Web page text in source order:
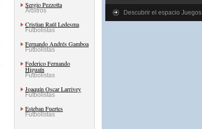
Sergio Pezzotta
Árbitros
Cristian Raúl Ledesma
Futbolistas
Fernando Andrés Gamboa
Futbolistas
Federico Fernando
Higuaín
Futbolistas
Joaquín Oscar Larrivey
Futbolistas
Esteban Fuertes
Futbolistas
Descubrir el espacio Juegos